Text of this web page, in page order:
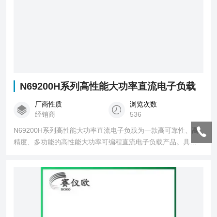
N69200H系列高性能大功率直流电子负载
厂商性质
经销商
浏览次数
536
N69200H系列高性能大功率直流电子负载为一款高可靠性、高
精度、多功能的高性能大功率可编程直流电子负载产品。具有